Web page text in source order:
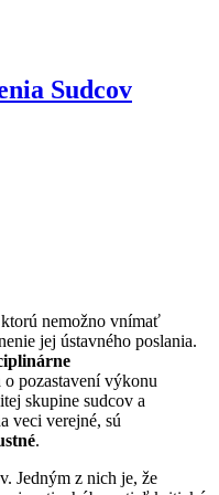
Sudcov
nemožno vnímať
jej ústavného poslania.
pozastavení výkonu
skupine sudcov a
veci verejné, sú
.
Jedným z nich je, že